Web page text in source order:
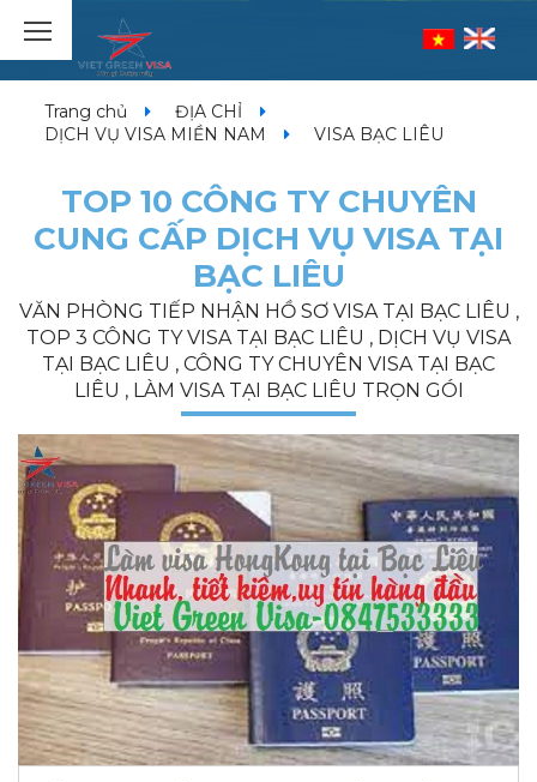
Trang chủ
ĐỊA CHỈ
DỊCH VỤ VISA MIỀN NAM
VISA BẠC LIÊU
TOP 10 CÔNG TY CHUYÊN
CUNG CẤP DỊCH VỤ VISA TẠI
BẠC LIÊU
VĂN PHÒNG TIẾP NHẬN HỒ SƠ VISA TẠI BẠC LIÊU ,
TOP 3 CÔNG TY VISA TẠI BẠC LIÊU , DỊCH VỤ VISA
TẠI BẠC LIÊU , CÔNG TY CHUYÊN VISA TẠI BẠC
LIÊU , LÀM VISA TẠI BẠC LIÊU TRỌN GÓI